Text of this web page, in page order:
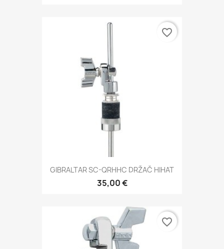
GIBRALTAR SC-QRHHC DRŽAČ HIHAT
35,00 €
favorite_border
favorite_border